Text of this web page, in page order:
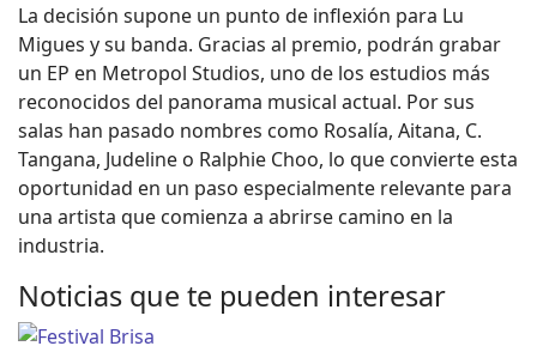
La decisión supone un punto de inflexión para Lu
Migues y su banda. Gracias al premio, podrán grabar
un EP en Metropol Studios, uno de los estudios más
reconocidos del panorama musical actual. Por sus
salas han pasado nombres como Rosalía, Aitana, C.
Tangana, Judeline o Ralphie Choo, lo que convierte esta
oportunidad en un paso especialmente relevante para
una artista que comienza a abrirse camino en la
industria.
Noticias que te pueden interesar